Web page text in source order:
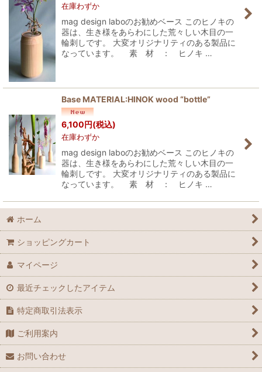
在庫わずか
mag design laboのお勧めベース このヒノキの
器は、生き様をあらわにした荒々しい木目の一
輪刺しです。 大変オリジナリティのある製品に
なっています。 素 材 ： ヒノキ …
Base MATERIAL:HINOK wood “bottle”
6,100円(税込)
在庫わずか
mag design laboのお勧めベース このヒノキの
器は、生き様をあらわにした荒々しい木目の一
輪刺しです。 大変オリジナリティのある製品に
なっています。 素 材 ： ヒノキ …
ホーム
ショッピングカート
マイページ
最近チェックしたアイテム
特定商取引法表示
ご利用案内
お問い合わせ